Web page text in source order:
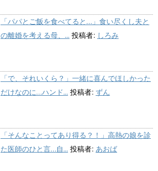
「パパとご飯を食べてると…」食い尽くし夫と
の離婚を考える母、... 投稿者: しろみ
「で、それいくら？」一緒に喜んでほしかった
だけなのに…ハンド... 投稿者: ずん
「そんなことってあり得る？！」高熱の娘を診
た医師のひと言…自... 投稿者: あおば